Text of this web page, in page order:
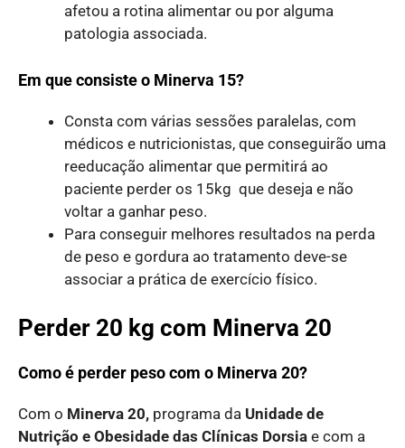
afetou a rotina alimentar ou por alguma
patologia associada.
Em que consiste o Minerva 15?
Consta com várias sessões paralelas, com
médicos e nutricionistas, que conseguirão uma
reeducação alimentar que permitirá ao
paciente perder os 15kg que deseja e não
voltar a ganhar peso.
Para conseguir melhores resultados na perda
de peso e gordura ao tratamento deve-se
associar a prática de exercício físico.
Perder 20 kg com Minerva 20
Como é perder peso com o Minerva 20?
Com o Minerva 20, programa da Unidade de
Nutrição e Obesidade das Clínicas Dorsia e com a